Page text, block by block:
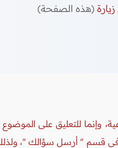
(هذه الصفحة)
وإنما للتعليق على
في قسم " أرسل سؤالك "،